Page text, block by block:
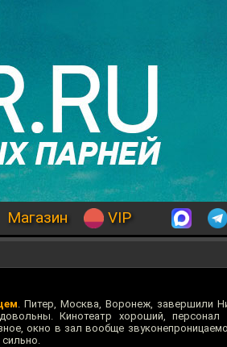
Магазин VIP
. Питер, Москва, Воронеж, завершили
Кинотеатр хороший, персонал
окно в зал вообще